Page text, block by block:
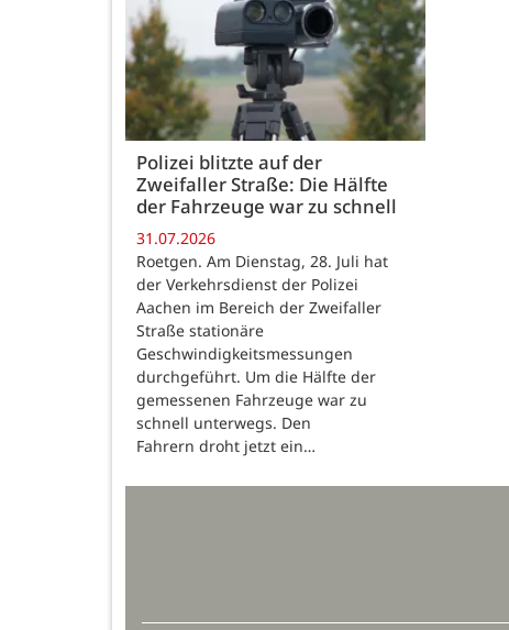
Polizei blitzte auf der
Zweifaller Straße: Die Hälfte
der Fahrzeuge war zu schnell
31.07.2026
Roetgen. Am Dienstag, 28. Juli hat
der Verkehrsdienst der Polizei
Aachen im Bereich der Zweifaller
Straße stationäre
Geschwindigkeitsmessungen
durchgeführt. Um die Hälfte der
gemessenen Fahrzeuge war zu
schnell unterwegs. Den
Fahrern droht jetzt ein…